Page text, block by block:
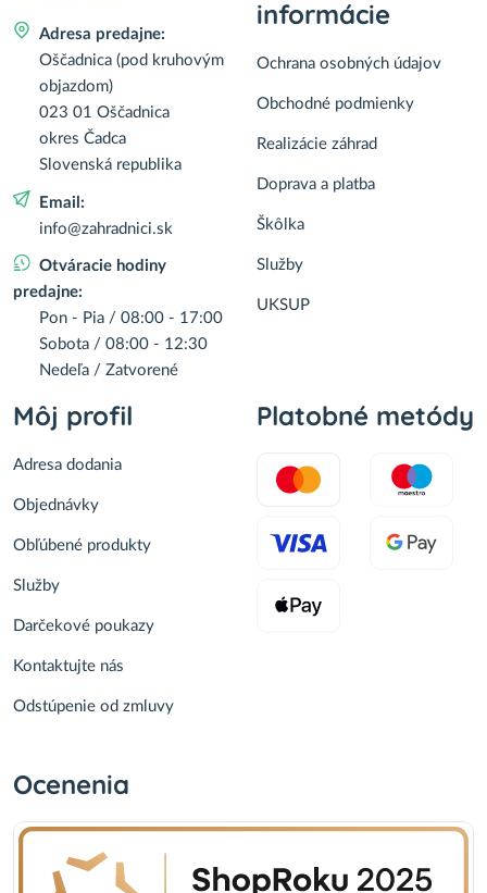
Adresa predajne:
Oščadnica (pod kruhovým
objazdom)
023 01 Oščadnica
okres Čadca
Slovenská republika
Email:
info@zahradnici.sk
Otváracie hodiny
predajne:
Pon - Pia / 08:00 - 17:00
Sobota / 08:00 - 12:30
Nedeľa / Zatvorené
informácie
Ochrana osobných údajov
Obchodné podmienky
Realizácie záhrad
Doprava a platba
Škôlka
Služby
UKSUP
Môj profil
Adresa dodania
Objednávky
Obľúbené produkty
Služby
Darčekové poukazy
Kontaktujte nás
Odstúpenie od zmluvy
Platobné metódy
Ocenenia